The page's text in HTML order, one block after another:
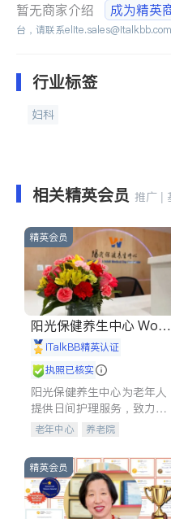
暂无商家介绍 成为精英
台，请联系elite.sales@italkbb.com
行业标签
妇科
相关精英会员 推广 |
精英会员
阳光保健养生中心 World
shine
iTalkBB精英认证
执照已核实
阳光保健养生中心为老年人
提供日间护理服务，致力于
通过持续的护理创新来有效
老年中心 养老院
精英会员